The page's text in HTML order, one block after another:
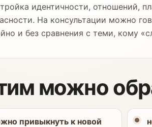
идентичности, отношений,
На консультации можно
и без сравнения с теми, кому
можно
привыкнуть к новой